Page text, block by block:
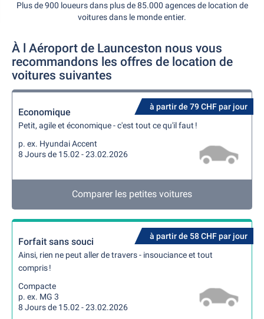
Plus de 900 loueurs dans plus de 85.000 agences de location de
voitures dans le monde entier.
À l Aéroport de Launceston nous vous
recommandons les offres de location de
voitures suivantes
à partir de 79 CHF par jour
Economique
Petit, agile et économique - c'est tout ce qu'il faut !
p. ex. Hyundai Accent
8 Jours de 15.02 - 23.02.2026
Comparer les petites voitures
à partir de 58 CHF par jour
Forfait sans souci
Ainsi, rien ne peut aller de travers - insouciance et tout
compris !
Compacte
p. ex. MG 3
8 Jours de 15.02 - 23.02.2026